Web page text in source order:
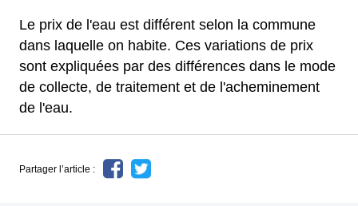
Le prix de l'eau est différent selon la commune
dans laquelle on habite. Ces variations de prix
sont expliquées par des différences dans le mode
de collecte, de traitement et de l'acheminement
de l'eau.
Partager l’article :